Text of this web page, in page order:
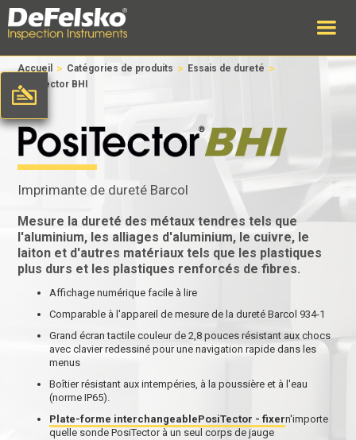
Accueil > Catégories de produits > Essais de dureté >
PosiTector BHI
Imprimante de dureté Barcol
Mesure la dureté des métaux tendres tels que
l'aluminium, les alliages d'aluminium, le cuivre, le
laiton et d'autres matériaux tels que les plastiques
plus durs et les plastiques renforcés de fibres.
Affichage numérique facile à lire
Comparable à l'appareil de mesure de la dureté Barcol 934-1
Grand écran tactile couleur de 2,8 pouces résistant aux chocs
avec clavier redessiné pour une navigation rapide dans les
menus
Boîtier résistant aux intempéries, à la poussière et à l'eau
(norme IP65).
Plate-forme interchangeablePosiTector - fixern'importe
quelle sonde PosiTector à un seul corps de jauge